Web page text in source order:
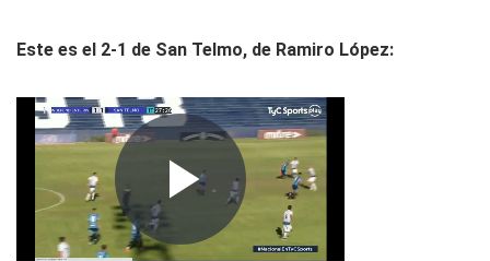
Este es el 2-1 de San Telmo, de Ramiro López: